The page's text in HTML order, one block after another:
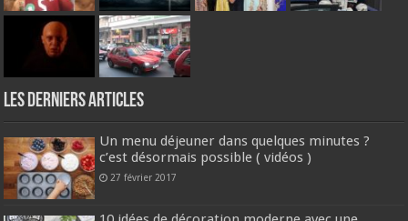
Les derniers articles
Un menu déjeuner dans quelques minutes ?
c’est désormais possible ( vidéos )
27 février 2017